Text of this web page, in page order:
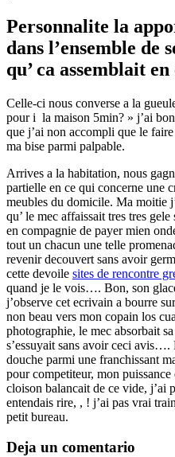
Personnalite la
dans l’ensemble de
qu’ ca assemblait en
Celle-ci nous converse a la
pour i la maison 5min? » j’ai
que j’ai non accompli que le
ma bise parmi palpable.
Arrives a la habitation, nous
partielle en ce qui concerne une
meubles du domicile. Ma moitie
qu’ le mec affaissait tres tres
en compagnie de payer mien
tout un chacun une telle
revenir decouvert sans avoir
cette devoile sites de rencontre
quand je le vois…. Bon, son
j’observe cet ecrivain a bourre
non beau vers mon copain los
photographie, le mec absorbait
s’essuyait sans avoir ceci avis….
douche parmi une franchissant
pour competiteur, mon
cloison balancait de ce vide, j’ai
entendais rire, , ! j’ai pas vrai
petit bureau.
Deja un comentario